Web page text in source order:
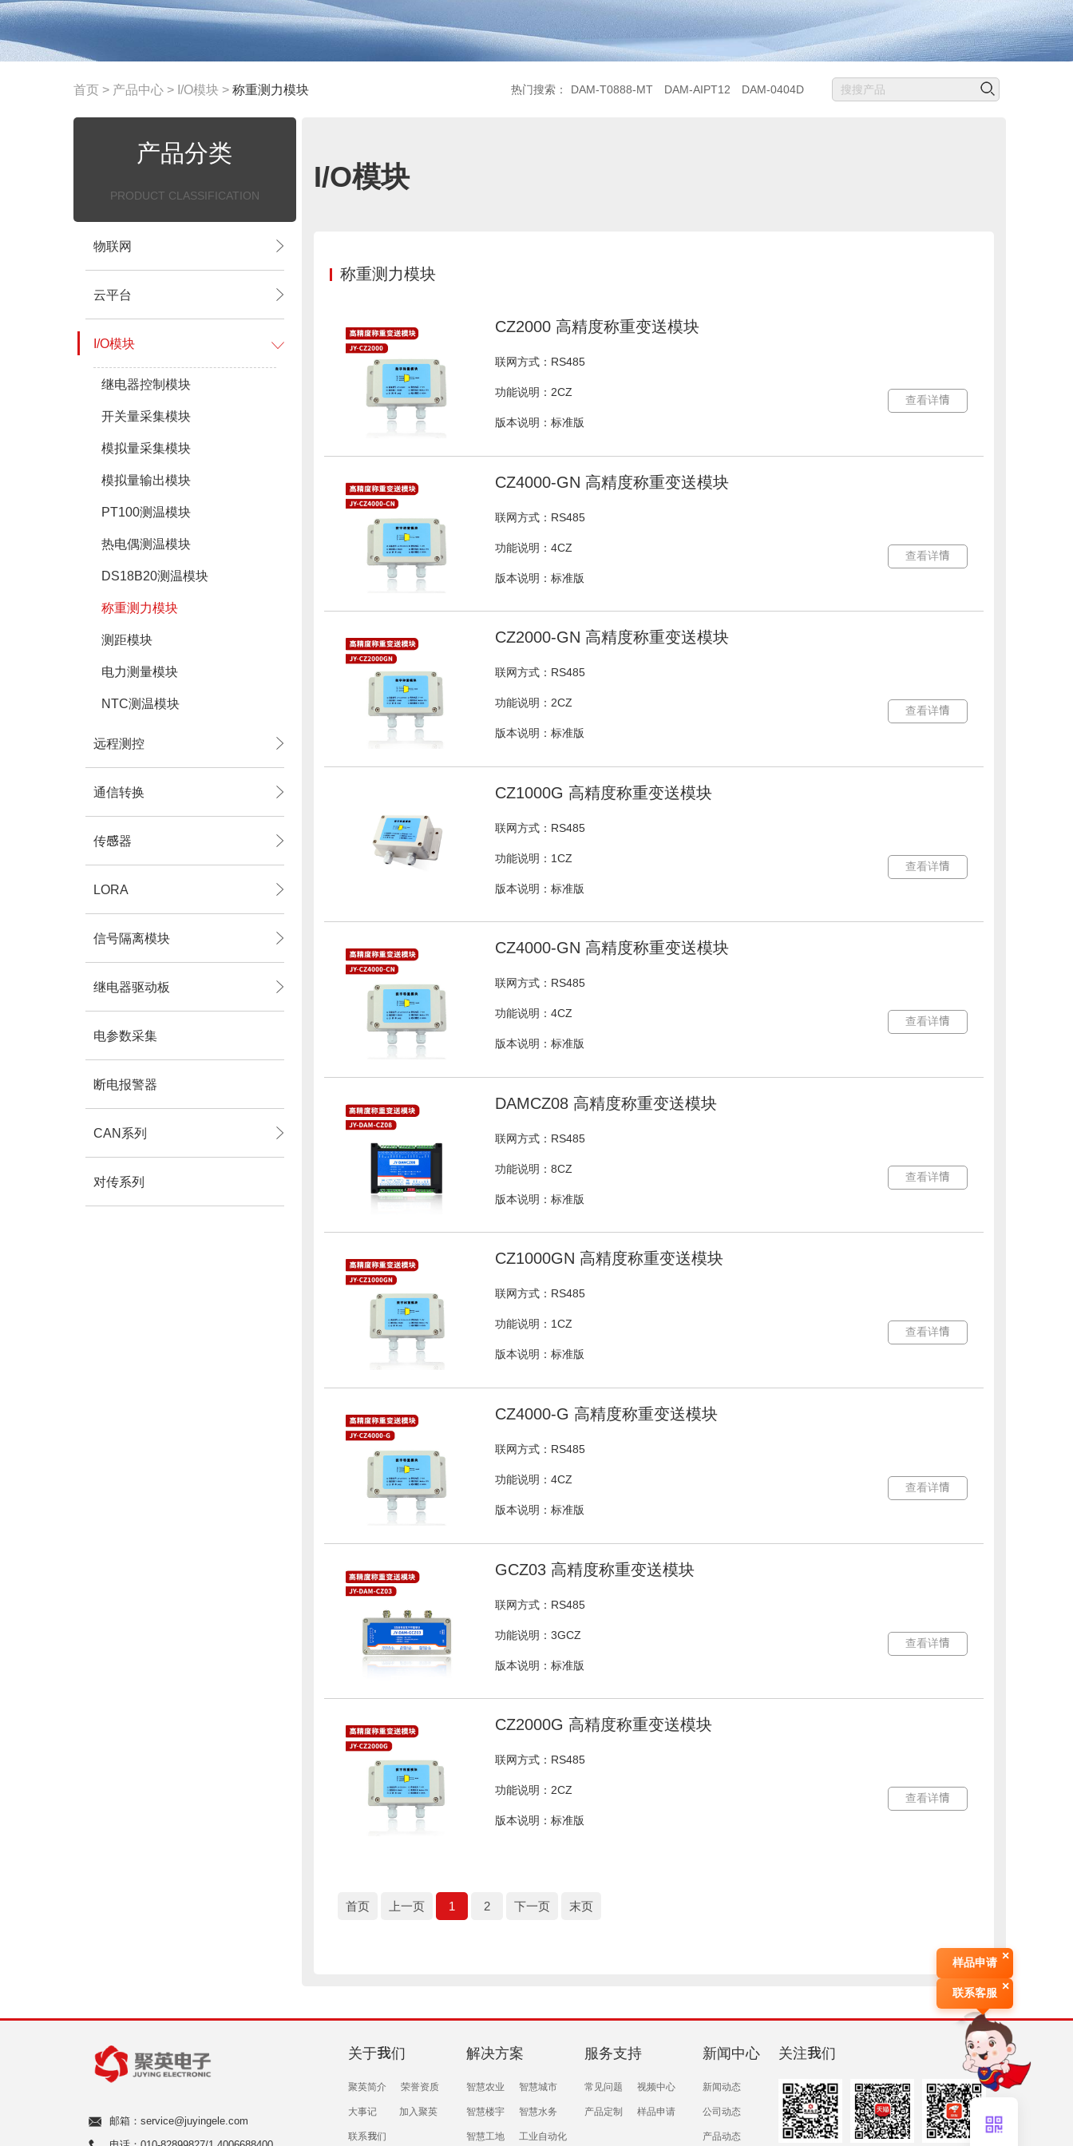
首页 > 产品中心 > I/O模块 > 称重测力模块 热门搜索： DAM-T0888-MT DAM-AIPT12 DAM-0404D
产品分类
PRODUCT CLASSIFICATION
物联网
云平台
I/O模块
继电器控制模块
开关量采集模块
模拟量采集模块
模拟量输出模块
PT100测温模块
热电偶测温模块
DS18B20测温模块
称重测力模块
测距模块
电力测量模块
NTC测温模块
远程测控
通信转换
传感器
LORA
信号隔离模块
继电器驱动板
电参数采集
断电报警器
CAN系列
对传系列
I/O模块
称重测力模块
CZ2000 高精度称重变送模块
联网方式：RS485
功能说明：2CZ
版本说明：标准版
查看详情
CZ4000-GN 高精度称重变送模块
联网方式：RS485
功能说明：4CZ
版本说明：标准版
查看详情
CZ2000-GN 高精度称重变送模块
联网方式：RS485
功能说明：2CZ
版本说明：标准版
查看详情
CZ1000G 高精度称重变送模块
联网方式：RS485
功能说明：1CZ
版本说明：标准版
查看详情
CZ4000-GN 高精度称重变送模块
联网方式：RS485
功能说明：4CZ
版本说明：标准版
查看详情
DAMCZ08 高精度称重变送模块
联网方式：RS485
功能说明：8CZ
版本说明：标准版
查看详情
CZ1000GN 高精度称重变送模块
联网方式：RS485
功能说明：1CZ
版本说明：标准版
查看详情
CZ4000-G 高精度称重变送模块
联网方式：RS485
功能说明：4CZ
版本说明：标准版
查看详情
GCZ03 高精度称重变送模块
联网方式：RS485
功能说明：3GCZ
版本说明：标准版
查看详情
CZ2000G 高精度称重变送模块
联网方式：RS485
功能说明：2CZ
版本说明：标准版
查看详情
首页 上一页 1 2 下一页 末页
邮箱：service@juyingele.com
关注我们
关于我们
聚英简介 荣誉资质
大事记 加入聚英
联系我们
解决方案
智慧农业 智慧城市
智慧楼宇 智慧水务
智慧工地 工业自动化
服务支持
常见问题 视频中心
产品定制 样品申请
新闻中心
新闻动态
公司动态
产品动态
样品申请
×
联系客服
×